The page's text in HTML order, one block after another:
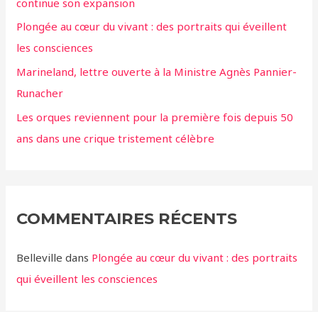
Plongée au cœur du vivant : des portraits qui éveillent
les consciences
Marineland, lettre ouverte à la Ministre Agnès Pannier-
Runacher
Les orques reviennent pour la première fois depuis 50
ans dans une crique tristement célèbre
COMMENTAIRES RÉCENTS
Belleville dans Plongée au cœur du vivant : des portraits
qui éveillent les consciences